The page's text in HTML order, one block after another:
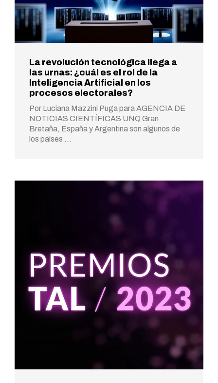
La revolución tecnológica llega a
las urnas: ¿cuál es el rol de la
Inteligencia Artificial en los
procesos electorales?
Por Luciana Mazzini Puga para AGENCIA DE
NOTICIAS CIENTÍFICAS UNQ Gran
Bretaña, España y Argentina son algunos de
los países …